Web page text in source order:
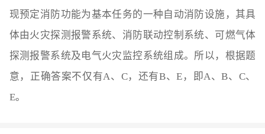
现预定消防功能为基本任务的一种自动消防设施，其具
体由火灾探测报警系统、消防联动控制系统、可燃气体
探测报警系统及电气火灾监控系统组成。所以，根据题
意，正确答案不仅有A、C，还有B、E，即A、B、C、
E。